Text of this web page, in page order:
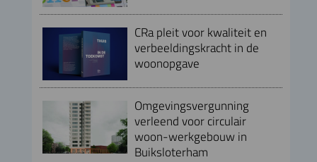
CRa pleit voor kwaliteit en
verbeeldingskracht in de
woonopgave
Omgevingsvergunning
verleend voor circulair
woon-werkgebouw in
Buiksloterham